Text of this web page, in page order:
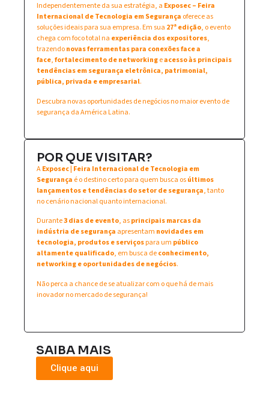
Independentemente da sua estratégia, a Exposec – Feira
Internacional de Tecnologia em Segurança oferece as
soluções ideais para sua empresa. Em sua 27ª edição, o evento
chega com foco total na experiência dos expositores,
trazendonovas ferramentas para conexões face a
face,fortalecimento de networkingeacesso às principais
tendências em segurança eletrônica, patrimonial,
pública, privada e empresarial.
Descubra novas oportunidades de negócios no maior evento de
segurança da América Latina.
POR QUE VISITAR?
AExposec | Feira Internacional de Tecnologia em
Segurança é o destino certo para quem busca osúltimos
lançamentos e tendências do setor de segurança, tanto
no cenário nacional quanto internacional.
Durante3 dias de evento, asprincipais marcas da
indústria de segurança apresentam novidades em
tecnologia, produtos e serviçospara um público
altamente qualificado, em busca deconhecimento,
networking e oportunidades de negócios.
Não perca a chance de se atualizar com o que há de mais
inovador no mercado de segurança!
SAIBA MAIS
Clique aqui